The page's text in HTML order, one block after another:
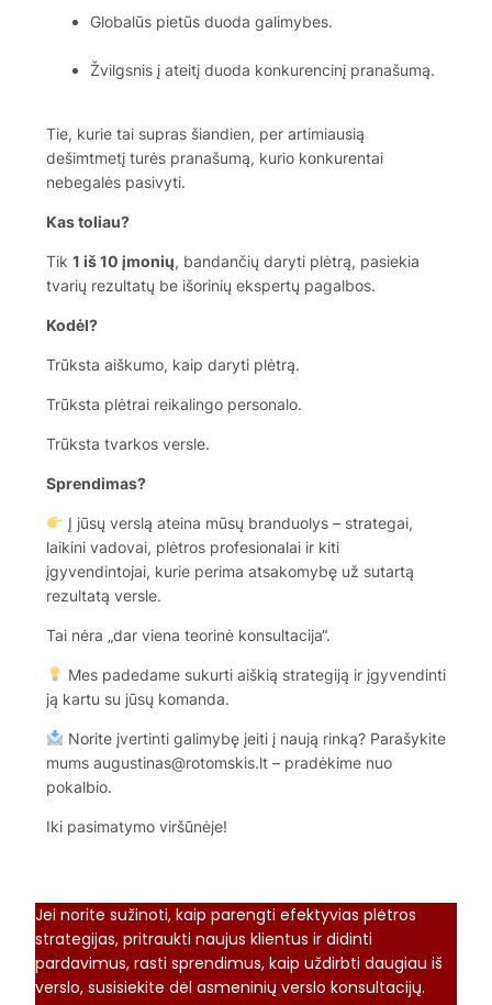
Globalūs pietūs duoda galimybes.
Žvilgsnis į ateitį duoda konkurencinį pranašumą.
Tie, kurie tai supras šiandien, per artimiausią
dešimtmetį turės pranašumą, kurio konkurentai
nebegalės pasivyti.
Kas toliau?
Tik 1 iš 10 įmonių, bandančių daryti plėtrą, pasiekia
tvarių rezultatų be išorinių ekspertų pagalbos.
Kodėl?
Trūksta aiškumo, kaip daryti plėtrą.
Trūksta plėtrai reikalingo personalo.
Trūksta tvarkos versle.
Sprendimas?
Į jūsų verslą ateina mūsų branduolys – strategai,
laikini vadovai, plėtros profesionalai ir kiti
įgyvendintojai, kurie perima atsakomybę už sutartą
rezultatą versle.
Tai nėra „dar viena teorinė konsultacija“.
Mes padedame sukurti aiškią strategiją ir įgyvendinti
ją kartu su jūsų komanda.
Norite įvertinti galimybę įeiti į naują rinką? Parašykite
mums augustinas@rotomskis.lt – pradėkime nuo
pokalbio.
Iki pasimatymo viršūnėje!
Jei norite sužinoti, kaip parengti efektyvias plėtros
strategijas, pritraukti naujus klientus ir didinti
pardavimus, rasti sprendimus, kaip uždirbti daugiau iš
verslo, susisiekite dėl asmeninių verslo konsultacijų.